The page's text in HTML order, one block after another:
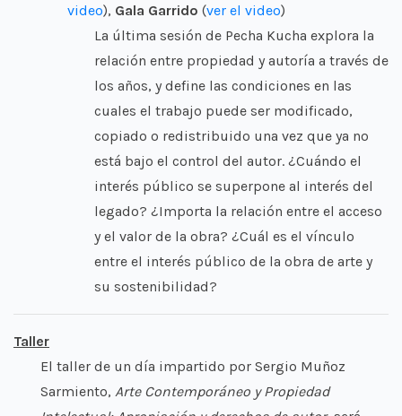
video), Gala Garrido (ver el video)
La última sesión de Pecha Kucha explora la
relación entre propiedad y autoría a través de
los años, y define las condiciones en las
cuales el trabajo puede ser modificado,
copiado o redistribuido una vez que ya no
está bajo el control del autor. ¿Cuándo el
interés público se superpone al interés del
legado? ¿Importa la relación entre el acceso
y el valor de la obra? ¿Cuál es el vínculo
entre el interés público de la obra de arte y
su sostenibilidad?
Taller
El taller de un día impartido por Sergio Muñoz
Sarmiento, Arte Contemporáneo y Propiedad